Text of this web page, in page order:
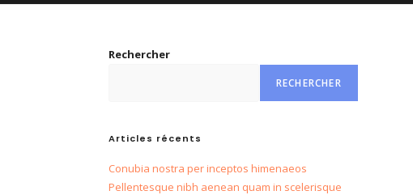
Rechercher
RECHERCHER
Articles récents
Conubia nostra per inceptos himenaeos
Pellentesque nibh aenean quam in scelerisque